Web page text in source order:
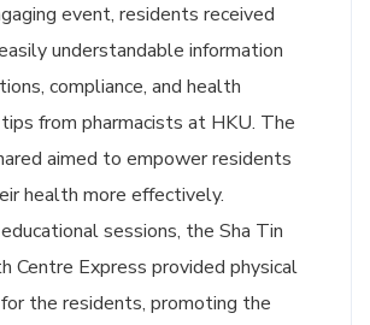
event, residents received
understandable information
compliance, and health
from pharmacists at HKU. The
aimed to empower residents
health more effectively.
sessions, the Sha Tin
Centre Express provided physical
the residents, promoting the